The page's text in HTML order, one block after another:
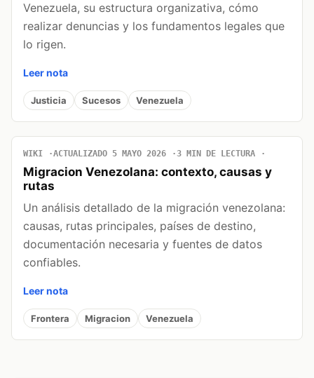
Venezuela, su estructura organizativa, cómo
realizar denuncias y los fundamentos legales que
lo rigen.
Leer nota
Justicia Sucesos Venezuela
WIKI ACTUALIZADO 5 MAYO 2026 3 MIN DE LECTURA
Migracion Venezolana: contexto, causas y
rutas
Un análisis detallado de la migración venezolana:
causas, rutas principales, países de destino,
documentación necesaria y fuentes de datos
confiables.
Leer nota
Frontera Migracion Venezuela